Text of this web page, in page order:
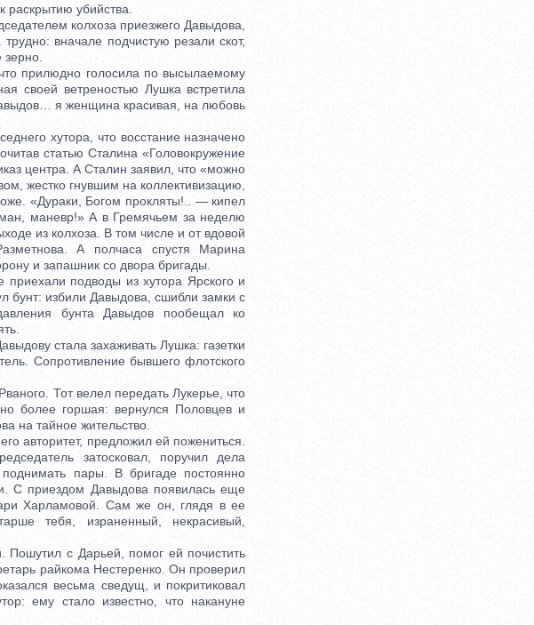
раскрытию убийства.
колхоза приезжего Давыдова,
вначале подчистую резали скот,
зерно.
прилюдно голосила по высылаемому
своей ветреностью Лушка встретила
я женщина красивая, на любовь
хутора, что восстание назначено
статью Сталина «Головокружение
центра. А Сталин заявил, что «можно
жестко гнувшим на коллективизацию,
«Дураки, Богом прокляты!.. — кипел
маневр!» А в Гремячьем за неделю
из колхоза. В том числе и от вдовой
А полчаса спустя Марина
и запашник со двора бригады.
подводы из хутора Ярского и
бунт: избили Давыдова, сшибли замки с
бунта Давыдов пообещал ко
стала захаживать Лушка: газетки
Сопротивление бывшего флотского
Тот велел передать Лукерье, что
более горшая: вернулся Половцев и
на тайное жительство.
авторитет, предложил ей пожениться.
затосковал, поручил дела
пары. В бригаде постоянно
С приездом Давыдова появилась еще
Харламовой. Сам же он, глядя в ее
тебя, израненный, некрасивый,
с Дарьей, помог ей почистить
райкома Нестеренко. Он проверил
весьма сведущ, и покритиковал
ему стало известно, что накануне